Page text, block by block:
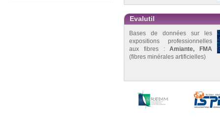
Evalutil
Bases de données sur les
expositions professionnelles
aux fibres :Amiante, FMA
(fibres minérales artificielles)